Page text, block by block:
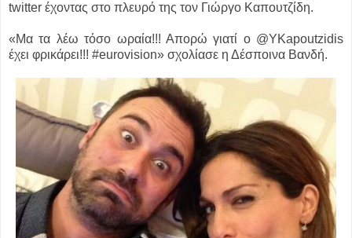
twitter έχοντας στο πλευρό της τον Γιώργο Καπουτζίδη.
«Μα τα λέω τόσο ωραία!!! Απορώ γιατί ο @YKapoutzidis
έχει φρικάρει!!! #eurovision» σχολίασε η Δέσποινα Βανδή.